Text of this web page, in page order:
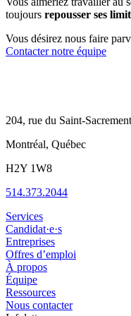
toujours repousser ses
Vous désirez nous faire
Contacter notre équipe
204, rue du Saint-
Montréal, Québec
H2Y 1W8
514.373.2044
Services
Candidat·e·s
Entreprises
Offres d’emploi
À propos
Équipe
Ressources
Nous contacter